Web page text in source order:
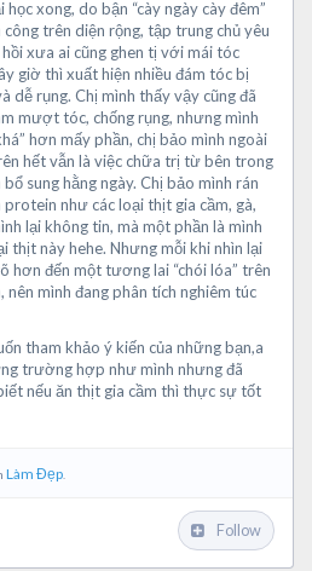
xong, do bận “cày ngày cày đêm”
trên diện rộng, tập trung chủ yêu
xưa ai cũng ghen tị với mái tóc
giờ thì xuất hiện nhiều đám tóc bị
dễ rụng. Chị mình thấy vậy cũng đã
mượt tóc, chống rụng, nhưng mình
hơn mấy phần, chị bảo mình ngoài
hết vẫn là việc chữa trị từ bên trong
sung hằng ngày. Chị bảo mình rán
như các loại thịt gia cầm, gà,
lại không tin, mà một phần là mình
thịt này hehe. Nhưng mỗi khi nhìn lại
hơn đến một tương lai “chói lóa” trên
nên mình đang phân tích nghiêm túc
tham khảo ý kiến của những bạn,a
trường hợp như mình nhưng đã
nếu ăn thịt gia cầm thì thực sự tốt
Làm Đẹp
Follow
wplink
wplink